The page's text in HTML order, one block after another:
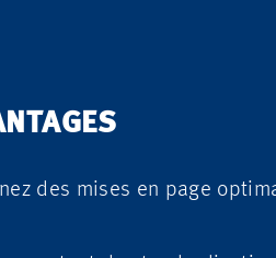
des mises en page